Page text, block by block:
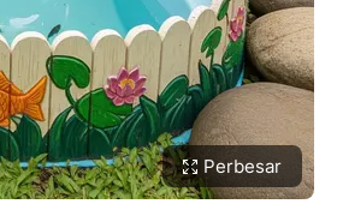
Perbesar